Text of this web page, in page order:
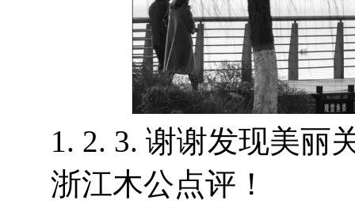
1. 2. 3. 谢谢发现美丽
浙江木公点评！